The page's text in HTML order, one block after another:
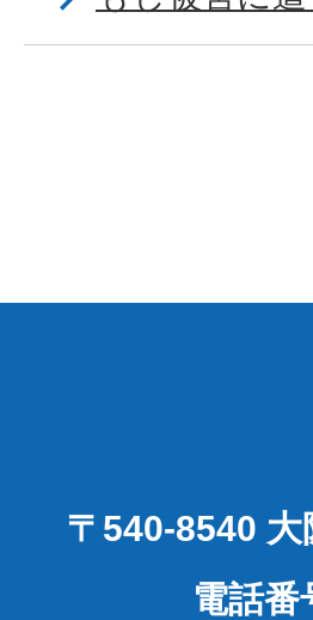
〒540-8540
電話番